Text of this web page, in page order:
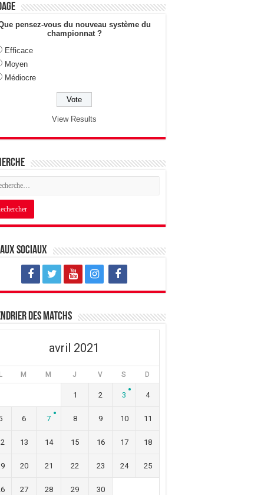
pensez-vous du nouveau système du
championnat ?
Efficace
Moyen
Médiocre
View Results
sociaux
des matchs
avril 2021
M M J V S D
1 2 3 4
6 7 8 9 10 11
13 14 15 16 17 18
20 21 22 23 24 25
27 28 29 30